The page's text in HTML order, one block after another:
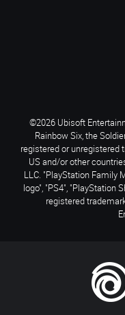
©2026 Ubisoft
Rainbow Six, the
registered or unregistered
US and/or other
LLC. "PlayStation Family
logo", "PS4", "PlayStation
registered